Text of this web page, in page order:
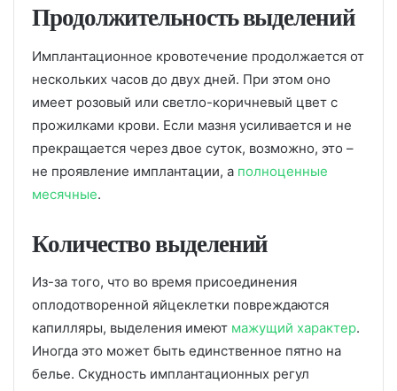
Продолжительность выделений
Имплантационное кровотечение продолжается от
нескольких часов до двух дней. При этом оно
имеет розовый или светло-коричневый цвет с
прожилками крови. Если мазня усиливается и не
прекращается через двое суток, возможно, это –
не проявление имплантации, а полноценные
месячные.
Количество выделений
Из-за того, что во время присоединения
оплодотворенной яйцеклетки повреждаются
капилляры, выделения имеют мажущий характер.
Иногда это может быть единственное пятно на
белье. Скудность имплантационных регул